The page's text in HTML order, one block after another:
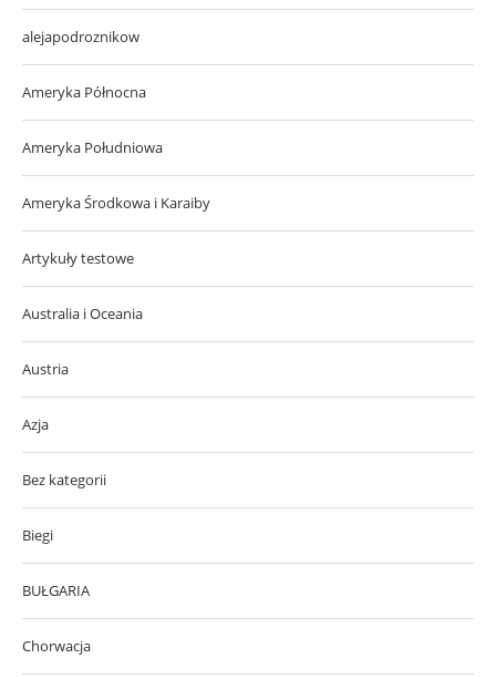
alejapodroznikow
Ameryka Północna
Ameryka Południowa
Ameryka Środkowa i Karaiby
Artykuły testowe
Australia i Oceania
Austria
Azja
Bez kategorii
Biegi
BUŁGARIA
Chorwacja